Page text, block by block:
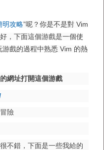
明攻略”呢？你是不是對 Vim
，下面這個游戲是一個使
戲的過程中熟悉 Vim 的熱
網址打開這個游戲
錯，下面是一些我給的